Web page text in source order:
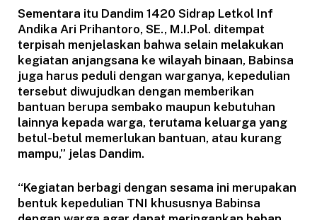
Sementara itu Dandim 1420 Sidrap Letkol Inf
Andika Ari Prihantoro, SE., M.I.Pol. ditempat
terpisah menjelaskan bahwa selain melakukan
kegiatan anjangsana ke wilayah binaan, Babinsa
juga harus peduli dengan warganya, kepedulian
tersebut diwujudkan dengan memberikan
bantuan berupa sembako maupun kebutuhan
lainnya kepada warga, terutama keluarga yang
betul-betul memerlukan bantuan, atau kurang
mampu,” jelas Dandim.
“Kegiatan berbagi dengan sesama ini merupakan
bentuk kepedulian TNI khususnya Babinsa